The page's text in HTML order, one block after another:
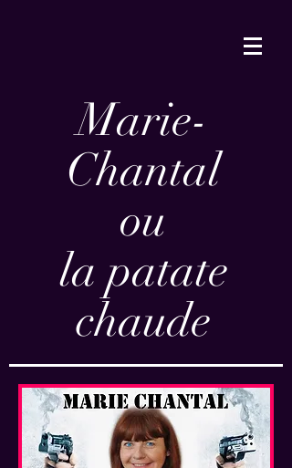
Marie-
Chantal
ou
la patate
chaude